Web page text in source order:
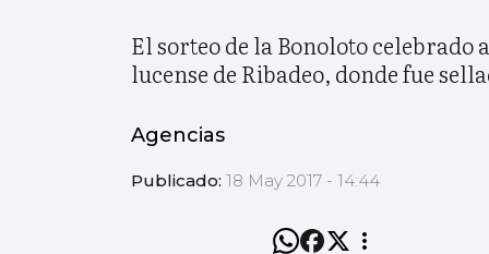
El sorteo de la Bonoloto celebrado
lucense de Ribadeo, donde fue
Agencias
Publicado: 18 May 2017 - 14:44